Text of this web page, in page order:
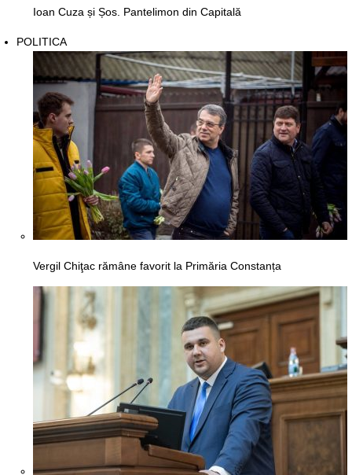
Ioan Cuza și Șos. Pantelimon din Capitală
POLITICA
Vergil Chiţac rămâne favorit la Primăria Constanța